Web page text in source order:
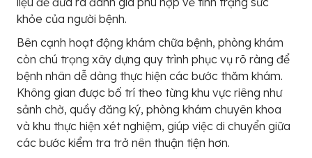
khỏe của người bệnh.
Bên cạnh hoạt động khám chữa bệnh, phòng khám
còn chú trọng xây dựng quy trình phục vụ rõ ràng để
bệnh nhân dễ dàng thực hiện các bước thăm khám.
Không gian được bố trí theo từng khu vực riêng như
sảnh chờ, quầy đăng ký, phòng khám chuyên khoa
và khu thực hiện xét nghiệm, giúp việc di chuyển giữa
các bước kiểm tra trở nên thuận tiện hơn.